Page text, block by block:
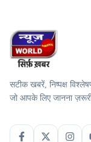
सटीक खबरें, निष्पक्ष
जो आपके लिए जानना